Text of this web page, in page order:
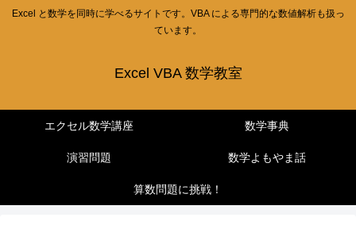
Excel と数学を同時に学べるサイトです。VBA による専門的な数値解析も扱っ
ています。
Excel VBA 数学教室
エクセル数学講座 数学事典
演習問題 数学よもやま話
算数問題に挑戦！